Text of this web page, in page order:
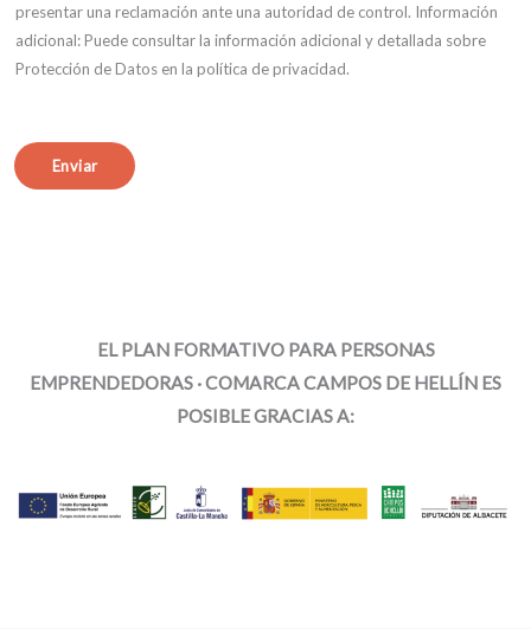
presentar una reclamación ante una autoridad de control. Información
adicional: Puede consultar la información adicional y detallada sobre
Protección de Datos en la política de privacidad.
Enviar
EL PLAN FORMATIVO PARA PERSONAS
EMPRENDEDORAS · COMARCA CAMPOS DE HELLÍN ES
POSIBLE GRACIAS A: